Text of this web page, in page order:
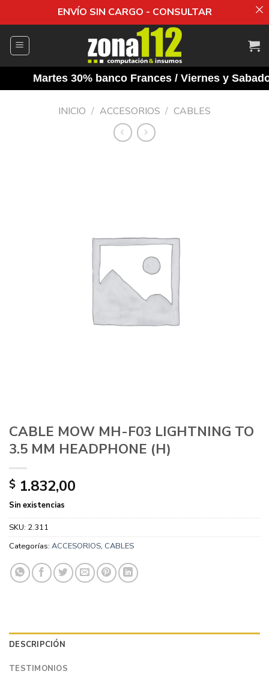
ENVÍO SIN CARGO - CONSULTAR
Martes 30% banco Frances / Viernes y
INICIO / ACCESORIOS / CABLES
CABLE MOW MH-F03 LIGHTNING TO
3.5 MM HEADPHONE (H)
$ 1.832,00
Sin existencias
SKU: 2.311
Categorías: ACCESORIOS, CABLES
DESCRIPCIÓN
TESTIMONIOS